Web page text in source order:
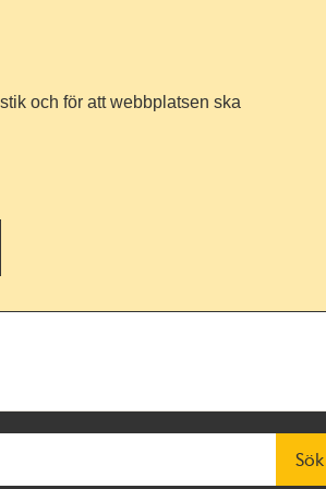
och för att webbplatsen ska
Sök